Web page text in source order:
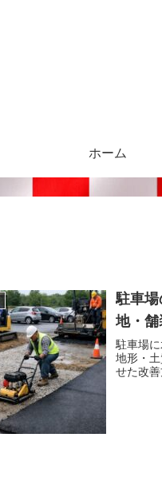
ホーム
駐車
地・
駐車場
地形・
せた改